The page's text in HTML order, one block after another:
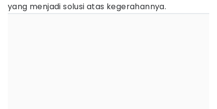
yang menjadi solusi atas kegerahannya.